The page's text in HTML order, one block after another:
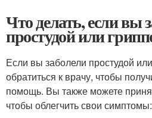
Что делать, если вы
простудой или
Если вы заболели простудой
обратиться к врачу, чтобы
помощь. Вы также можете
чтобы облегчить свои симптомы: